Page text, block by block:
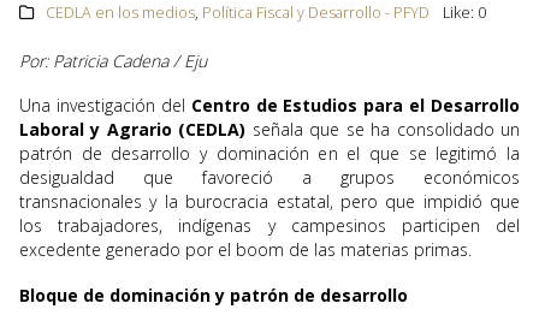
CEDLA en los medios, Política Fiscal y Desarrollo - PFYD Like: 0
Por: Patricia Cadena / Eju
Una investigación del Centro de Estudios para el Desarrollo
Laboral y Agrario (CEDLA) señala que se ha consolidado un
patrón de desarrollo y dominación en el que se legitimó la
desigualdad que favoreció a grupos económicos
transnacionales y la burocracia estatal, pero que impidió que
los trabajadores, indígenas y campesinos participen del
excedente generado por el boom de las materias primas.
Bloque de dominación y patrón de desarrollo